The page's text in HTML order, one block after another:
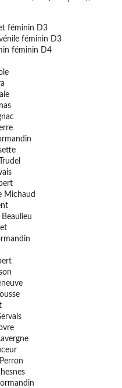
féminin D3
féminin D3
féminin D4
Michaud